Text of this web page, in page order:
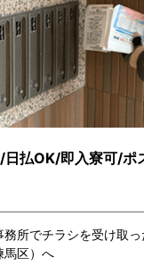
払OK/即入寮可/ポ
務所でチラシを受け取
馬区）へ